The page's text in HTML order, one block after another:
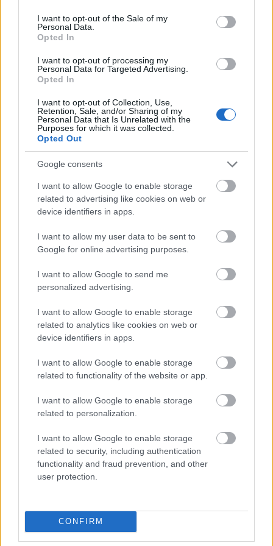
consent section.
I want to opt-out of the Sale of my
Personal Data.
Opted In
I want to opt-out of processing my
Personal Data for Targeted Advertising.
Opted In
I want to opt-out of Collection, Use,
Retention, Sale, and/or Sharing of my
Personal Data that Is Unrelated with the
Purposes for which it was collected.
Opted Out
Google consents
I want to allow Google to enable storage
related to advertising like cookies on web or
device identifiers in apps.
I want to allow my user data to be sent to
Google for online advertising purposes.
I want to allow Google to send me
personalized advertising.
I want to allow Google to enable storage
related to analytics like cookies on web or
device identifiers in apps.
I want to allow Google to enable storage
related to functionality of the website or app.
I want to allow Google to enable storage
related to personalization.
I want to allow Google to enable storage
related to security, including authentication
functionality and fraud prevention, and other
user protection.
CONFIRM
„A tudomány
jelenleg sem cáfolni, sem bizonyítani
nem tudja a kalóriamegszorításos diéták
hosszú távú hatásait”
Milyen hatással van a párkapcsolat az
önmagunkról alkotott képre? Hogyan és
minek a hatására tud ez romlani vagy
javulni az együtt töltött évek alatt?
Az önmagunkról alkotott képünk folyamatosan
változik az évek során egy párkapcsolatban is,
amit erősen befolyásol a kapcsolat minősége. A
magunkról alkotott képet, hiszen a párunk
visszajelzései nagyban meghatározzák, hogy